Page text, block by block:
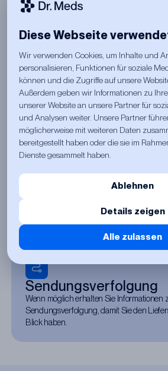
Diese Webseite
Wir verwenden Cookies, um Inhalte und
personalisieren, Funktionen für soziale
können und die Zugriffe auf unsere
Außerdem geben wir Informationen zu
unserer Website an unsere Partner für
und Analysen weiter. Unsere Partner
möglicherweise mit weiteren Daten
bereitgestellt haben oder die sie im
Dienste gesammelt haben.
Ablehnen
Details zeigen
Alle zulassen
4 Versand &
Diskret & zuverlässig
Versand:
Diskrete Verpackung
Ihre Arzneimittel kommen in neutraler
sicher.
Wir nutzen erfahrene Versandpartner,
Sendungsverfolgung
Wenn möglich erhalten Sie Informationen
Sendungsverfolgung, damit Sie den
Blick haben.